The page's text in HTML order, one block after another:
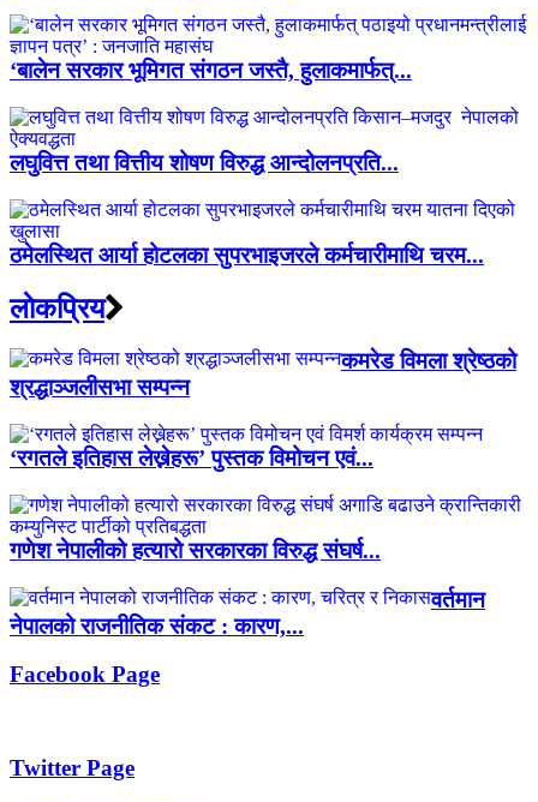
‘बालेन सरकार भूमिगत संगठन जस्तै, हुलाकमार्फत्...
लघुवित्त तथा वित्तीय शोषण विरुद्ध आन्दोलनप्रति...
ठमेलस्थित आर्या होटलका सुपरभाइजरले कर्मचारीमाथि चरम...
लाेकप्रिय
कमरेड विमला श्रेष्ठको
श्रद्धाञ्जलीसभा सम्पन्न
‘रगतले इतिहास लेख्नेहरू’ पुस्तक विमोचन एवं...
गणेश नेपालीको हत्यारो सरकारका विरुद्ध संघर्ष...
वर्तमान
नेपालको राजनीतिक संकट : कारण,...
Facebook Page
Twitter Page